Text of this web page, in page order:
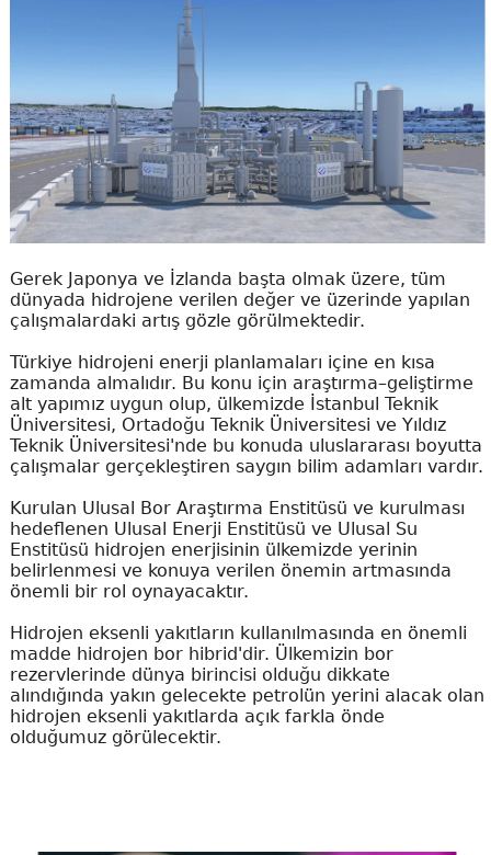
Gerek Japonya ve İzlanda başta olmak üzere, tüm
dünyada hidrojene verilen değer ve üzerinde yapılan
çalışmalardaki artış gözle görülmektedir.
Türkiye hidrojeni enerji planlamaları içine en kısa
zamanda almalıdır. Bu konu için araştırma–geliştirme
alt yapımız uygun olup, ülkemizde İstanbul Teknik
Üniversitesi, Ortadoğu Teknik Üniversitesi ve Yıldız
Teknik Üniversitesi'nde bu konuda uluslararası boyutta
çalışmalar gerçekleştiren saygın bilim adamları vardır.
Kurulan Ulusal Bor Araştırma Enstitüsü ve kurulması
hedeflenen Ulusal Enerji Enstitüsü ve Ulusal Su
Enstitüsü hidrojen enerjisinin ülkemizde yerinin
belirlenmesi ve konuya verilen önemin artmasında
önemli bir rol oynayacaktır.
Hidrojen eksenli yakıtların kullanılmasında en önemli
madde hidrojen bor hibrid'dir. Ülkemizin bor
rezervlerinde dünya birincisi olduğu dikkate
alındığında yakın gelecekte petrolün yerini alacak olan
hidrojen eksenli yakıtlarda açık farkla önde
olduğumuz görülecektir.